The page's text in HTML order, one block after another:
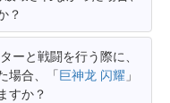
？
ーと戦闘を行う際に、
場合、「巨神龙 闪耀 」
すか？